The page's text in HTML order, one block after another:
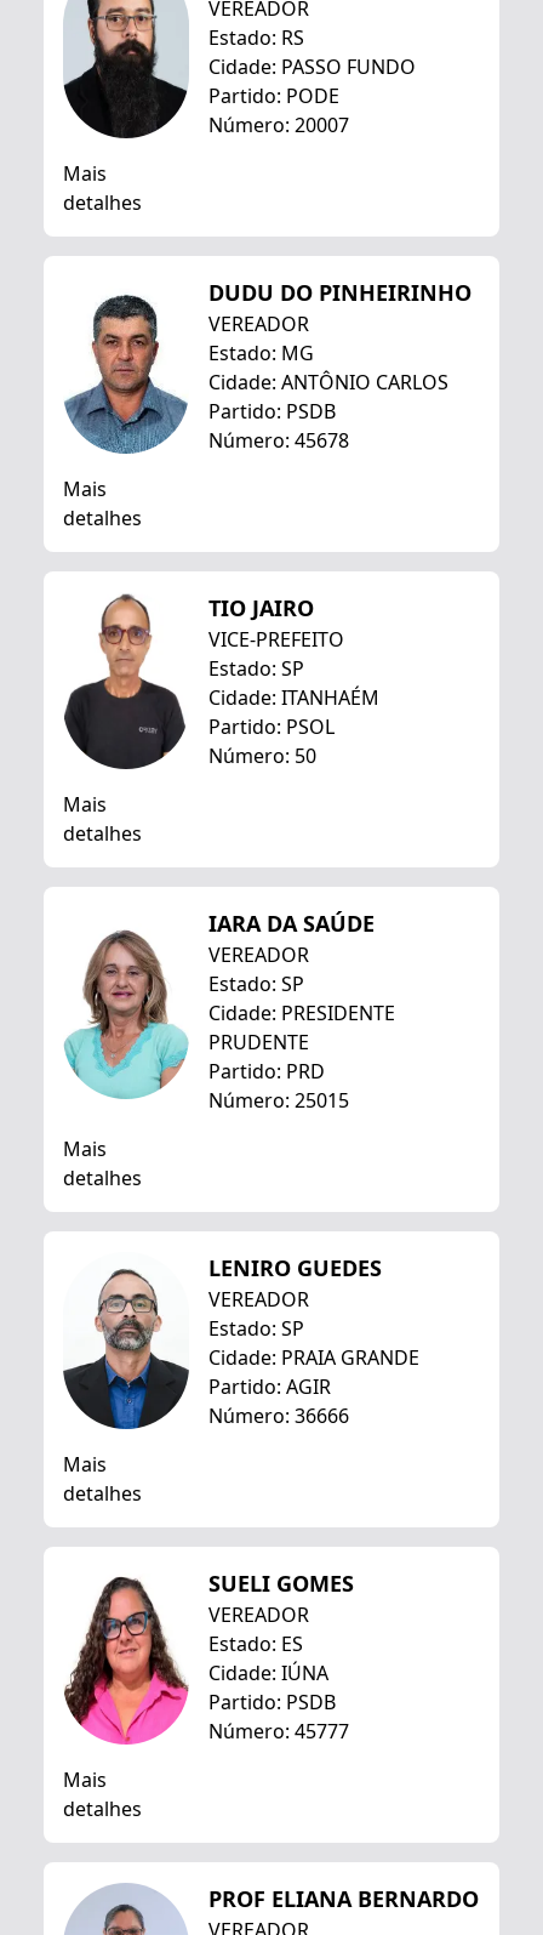
VEREADOR
Estado: RS
Cidade: PASSO FUNDO
Partido: PODE
Número: 20007
Mais
detalhes
DUDU DO PINHEIRINHO
VEREADOR
Estado: MG
Cidade: ANTÔNIO CARLOS
Partido: PSDB
Número: 45678
Mais
detalhes
TIO JAIRO
VICE-PREFEITO
Estado: SP
Cidade: ITANHAÉM
Partido: PSOL
Número: 50
Mais
detalhes
IARA DA SAÚDE
VEREADOR
Estado: SP
Cidade: PRESIDENTE
PRUDENTE
Partido: PRD
Número: 25015
Mais
detalhes
LENIRO GUEDES
VEREADOR
Estado: SP
Cidade: PRAIA GRANDE
Partido: AGIR
Número: 36666
Mais
detalhes
SUELI GOMES
VEREADOR
Estado: ES
Cidade: IÚNA
Partido: PSDB
Número: 45777
Mais
detalhes
PROF ELIANA BERNARDO